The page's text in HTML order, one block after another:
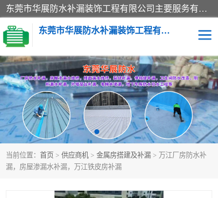
东莞市华展防水补漏装饰工程有限公司主要服务有：东莞防水补漏，东莞厂房防水补漏，东莞房屋渗漏水维修，楼面漏水维修，裂缝补漏，伸缩缝补漏，卫生间防水改造，厕所漏水补漏，外墙窗台补漏，电梯井堵漏，地下车库防水引水工程等
东莞市华展防水补漏装饰工程有限公司
当前位置： 首页 > 供应商机 > 金属房搭建及补漏 > 万江厂房防水补
漏，房屋渗漏水补漏，万江铁皮房补漏
楼面防水补漏 外墙防水补漏
阳台卫生间防水补漏 地下室防水补漏
金属房搭建及补漏